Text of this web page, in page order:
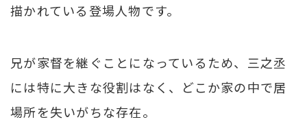
描かれている登場人物です。
兄が家督を継ぐことになっているため、三之丞
には特に大きな役割はなく、どこか家の中で居
場所を失いがちな存在。